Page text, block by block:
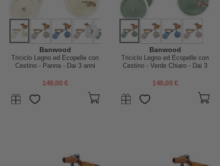
Banwood
Triciclo Legno ed Ecopelle con
Cestino - Panna - Dai 3 anni
149,00 €
Banwood
Triciclo Legno ed Ecopelle con
Cestino - Verde Chiaro - Dai 3
149,00 €